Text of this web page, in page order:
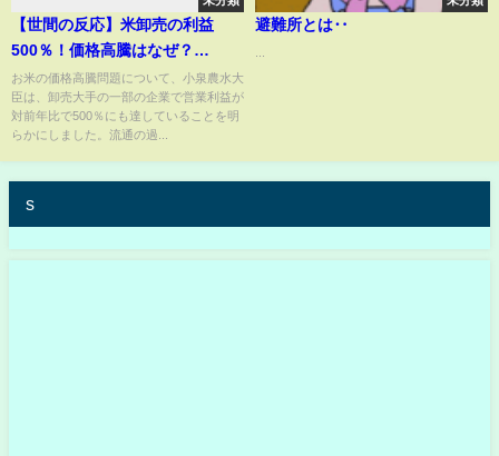
【世間の反応】米卸売の利益
500％！価格高騰はなぜ？
#shorts
お米の価格高騰問題について、小泉農水大
臣は、卸売大手の一部の企業で営業利益が
対前年比で500％にも達していることを明
らかにしました。流通の過...
避難所とは‥
s